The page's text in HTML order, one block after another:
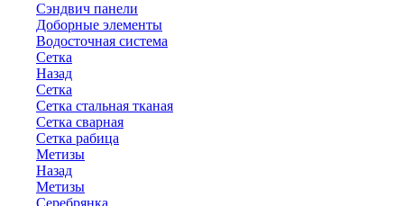
Сэндвич панели
Доборные элементы
Водосточная система
Сетка
Назад
Сетка
Сетка стальная тканая
Сетка сварная
Сетка рабица
Метизы
Назад
Метизы
Серебрянка